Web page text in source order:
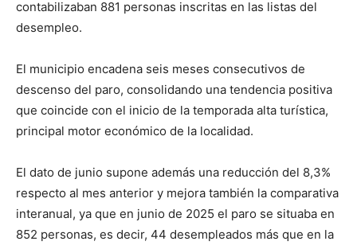
contabilizaban 881 personas inscritas en las listas del
desempleo.
El municipio encadena seis meses consecutivos de
descenso del paro, consolidando una tendencia positiva
que coincide con el inicio de la temporada alta turística,
principal motor económico de la localidad.
El dato de junio supone además una reducción del 8,3%
respecto al mes anterior y mejora también la comparativa
interanual, ya que en junio de 2025 el paro se situaba en
852 personas, es decir, 44 desempleados más que en la